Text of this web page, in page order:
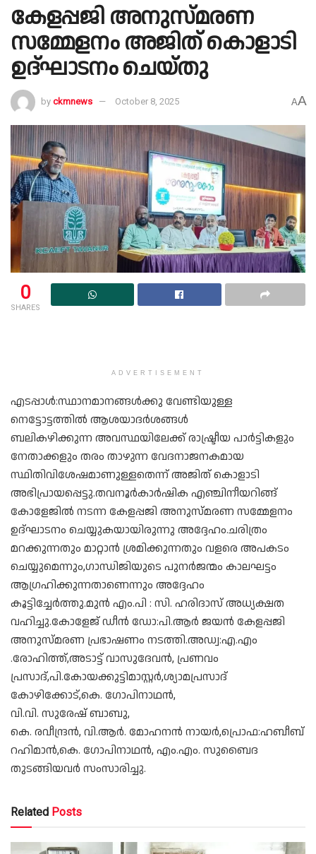
കേളപ്പജി അനുസ്മരണ
സമ്മേളനം അജിത് കൊളാടി
ഉദ്ഘാടനം ചെയ്തു
by ckmnews October 8, 2025 AA
0
SHARES
ADVERTISEMENT
എടപ്പാള്‍:സ്ഥാനമാനങ്ങൾക്കു വേണ്ടിയുള്ള
നെട്ടോട്ടത്തിൽ ആശയാദർശങ്ങൾ
ബലികഴിക്കുന്ന അവസ്ഥയിലേക്ക് രാഷ്ട്രീയ പാർട്ടികളും
നേതാക്കളും തരം താഴുന്ന വേദനാജനകമായ
സ്ഥിതിവിശേഷമാണുള്ളതെന്ന് അജിത് കൊളാടി
അഭിപ്രായപ്പെട്ടു.തവനൂർകാർഷിക എഞ്ചിനീയറിങ്ങ്
കോളേജിൽ നടന്ന കേളപ്പജി അനുസ്മരണ സമ്മേളനം
ഉദ്ഘാടനം ചെയ്യുകയായിരുന്നു അദ്ദേഹം.ചരിത്രം
മറക്കുന്നതും മാറ്റാൻ ശ്രമിക്കുന്നതും വളരെ അപകടം
ചെയ്യുമെന്നും,ഗാന്ധിജിയുടെ പുനർജന്മം കാലഘട്ടം
ആഗ്രഹിക്കുന്നതാണെന്നും അദ്ദേഹം
കൂട്ടിച്ചേർത്തു.മുൻ എം.പി : സി. ഹരിദാസ് അധ്യക്ഷത
വഹിച്ചു.കോളേജ് ഡീൻ ഡോ:പി.ആർ ജയൻ കേളപ്പജി
അനുസ്മരണ പ്രഭാഷണം നടത്തി.അഡ്വ:എ.എം
.രോഹിത്ത്,അടാട്ട് വാസുദേവൻ, പ്രണവം
പ്രസാദ്,പി.കോയക്കുട്ടിമാസ്റ്റർ,ശ്യാമപ്രസാദ്
കോഴിക്കോട്,കെ. ഗോപിനാഥൻ,
വി.വി. സുരേഷ് ബാബു,
കെ. രവീന്ദ്രൻ, വി.ആർ. മോഹനൻ നായർ,പ്രൊഫ:ഹബീബ്
റഹിമാൻ,കെ. ഗോപിനാഥൻ, എം.എം. സുബൈദ
തുടങ്ങിയവർ സംസാരിച്ചു.
Related Posts